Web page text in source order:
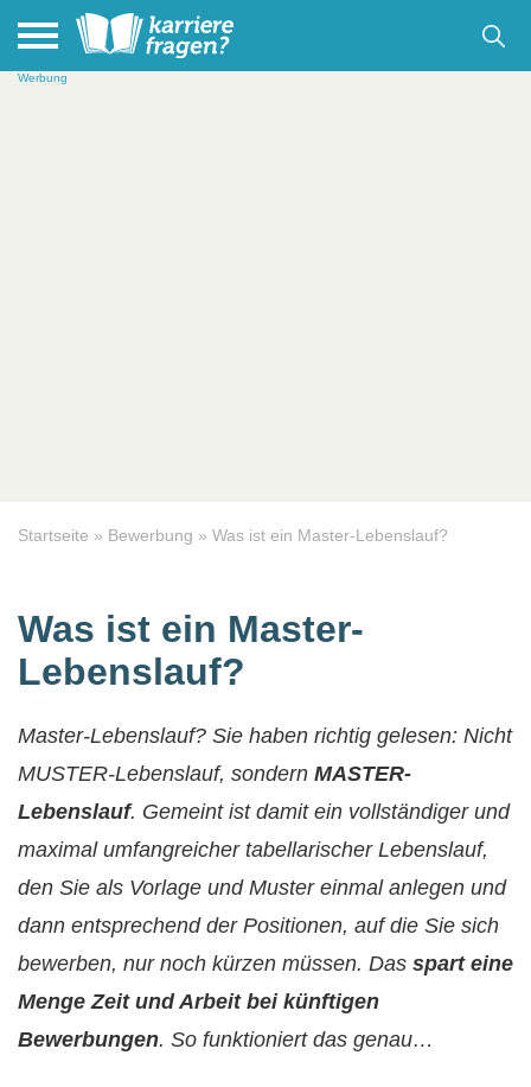
Werbung
Startseite » Bewerbung » Was ist ein Master-Lebenslauf?
Was ist ein Master-
Lebenslauf?
Master-Lebenslauf? Sie haben richtig gelesen: Nicht
MUSTER-Lebenslauf, sondern MASTER-
Lebenslauf. Gemeint ist damit ein vollständiger und
maximal umfangreicher tabellarischer Lebenslauf,
den Sie als Vorlage und Muster einmal anlegen und
dann entsprechend der Positionen, auf die Sie sich
bewerben, nur noch kürzen müssen. Das spart eine
Menge Zeit und Arbeit bei künftigen
Bewerbungen. So funktioniert das genau…